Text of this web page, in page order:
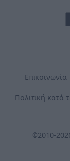
Επικοινωνία
Πολιτική κατά
©2010-